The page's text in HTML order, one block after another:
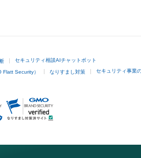
セキュリティ相談AIチャットボット
Flatt Security） なりすまし対策 セキュリティ事業